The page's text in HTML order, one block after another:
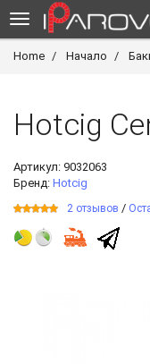
Home Начало
Hotcig
Артикул: 9032063
Бренд: Hotcig
2 отзывов /